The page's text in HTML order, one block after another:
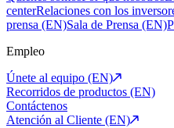
centerRelaciones con los
prensa (EN)Sala de Prensa (EN)
Empleo
Únete al equipo (EN)
Recorridos de productos (EN)
Contáctenos
Atención al Cliente (EN)